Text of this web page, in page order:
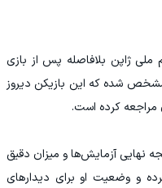
ژاپن بلافاصله پس از بازی
شده که این بازیکن دیروز
مراجعه کرده است.
نهایی آزمایش‌ها و میزان دقیق
و وضعیت او برای دیدارهای